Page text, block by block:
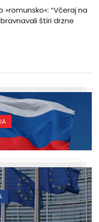
“Včeraj na
štiri drzne